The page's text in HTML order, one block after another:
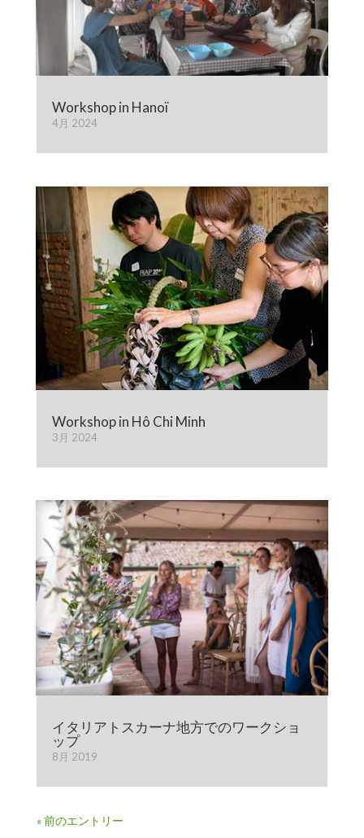
Workshop in Hanoï
4月 2024
Workshop in Hô Chi Minh
3月 2024
イタリアトスカーナ地方でのワークショ
ップ
8月 2019
« 前のエントリー